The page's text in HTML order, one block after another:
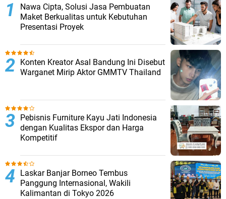
Nawa Cipta, Solusi Jasa Pembuatan
Maket Berkualitas untuk Kebutuhan
Presentasi Proyek
Konten Kreator Asal Bandung Ini Disebut
Warganet Mirip Aktor GMMTV Thailand
Pebisnis Furniture Kayu Jati Indonesia
dengan Kualitas Ekspor dan Harga
Kompetitif
Laskar Banjar Borneo Tembus
Panggung Internasional, Wakili
Kalimantan di Tokyo 2026